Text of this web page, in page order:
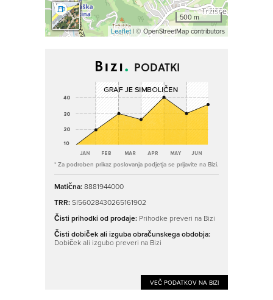
500 m
Leaflet| © OpenStreetMap contributors
PODATKI
* Za podroben prikaz poslovanja podjetja se prijavite na Bizi.
Matična:8881944000
TRR:SI56028430265161902
Čisti prihodki od prodaje: Prihodke preveri na Bizi
Čisti dobiček ali izguba obračunskega obdobja:
Dobiček ali izgubo preveri na Bizi
VEČ PODATKOV NA BIZI